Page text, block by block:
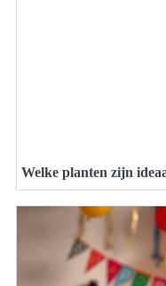
Welke planten zijn